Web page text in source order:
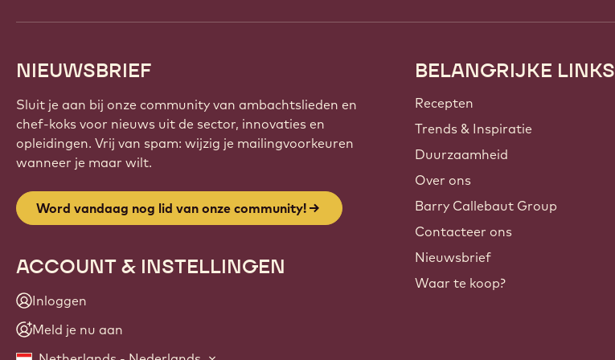
NIEUWSBRIEF
Sluit je aan bij onze community van ambachtslieden en
chef-koks voor nieuws uit de sector, innovaties en
opleidingen. Vrij van spam: wijzig je mailingvoorkeuren
wanneer je maar wilt.
Word vandaag nog lid van onze community!
ACCOUNT & INSTELLINGEN
Inloggen
Meld je nu aan
Footer
Callebaut
BELANGRIJKE LINKS
Recepten
Trends & Inspiratie
Duurzaamheid
Over ons
Barry Callebaut Group
Contacteer ons
Nieuwsbrief
Waar te koop?